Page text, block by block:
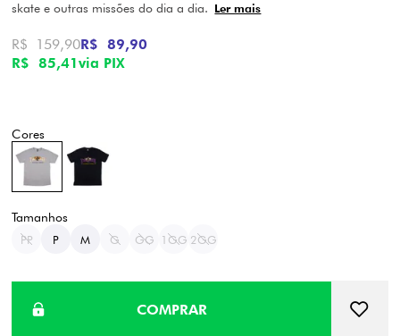
skate e outras missões do dia a dia. Ler mais
R$ 85,41via PIX
R$ 159,90R$ 89,90
PP P M G GG 1GG 2GG